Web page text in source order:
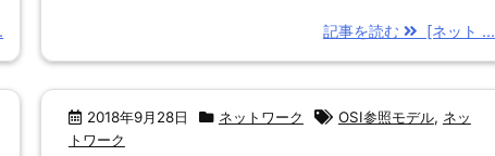
記事を読む [ネット ...
2018年9月28日 ネットワーク OSI参照モデル, ネッ
トワーク